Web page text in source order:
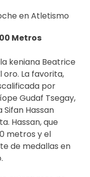
en Atletismo
Metros
keniana Beatrice
La favorita,
por
Gudaf Tsegay,
Hassan
Hassan, que
metros y el
de medallas en